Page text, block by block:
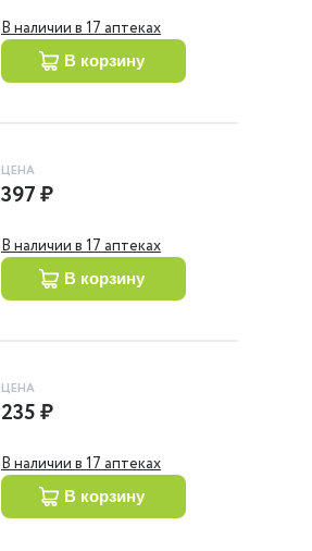
В наличии в 17 аптеках
в корзину
ЦЕНА
397 ₽
В наличии в 17 аптеках
в корзину
ЦЕНА
235 ₽
В наличии в 17 аптеках
в корзину